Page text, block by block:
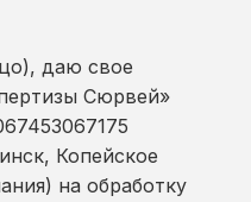
даю свое
Сюрвей»
Копейское
на обработку